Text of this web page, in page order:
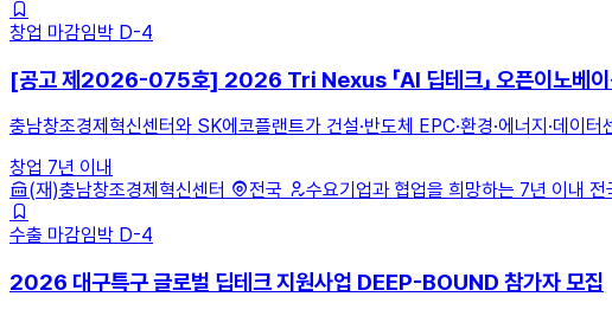
창업 마감임박 D-4
[공고 제2026-075호] 2026 Tri Nexus 「AI 딥테크」 오픈이노베이
충남창조경제혁신센터와 SK에코플랜트가 건설·반도체 EPC·환경·에너지·데
창업 7년 이내
(재)충남창조경제혁신센터
전국
수요기업과 협업을 희망하는 7년 이내 전
수출 마감임박 D-4
2026 대구특구 글로벌 딥테크 지원사업 DEEP-BOUND 참가자 모집